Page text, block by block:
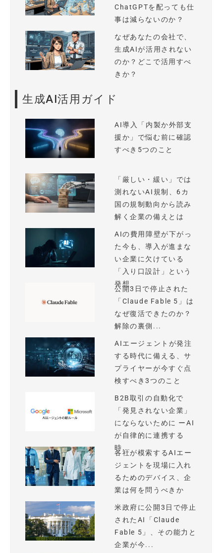
ChatGPTを配っても仕
事は減らないのか？
なぜあなたの会社で、
生成AIが活用されない
のか？どこで活用すべ
きか？
生成AI活用ガイド
AI導入「内製か外部支
援か」で悩む前に確認
すべき5つのこと
「厳しい・緩い」では
測れないAI規制、6カ
国の規制動向から読み
解く企業の備えとは
AIの費用障壁が下がっ
た今も、導入が進まな
い企業に欠けている
「入り口設計」という
発想
公開3日で停止された
「Claude Fable 5」は
なぜ復活できたのか？
解除の裏側...
AIエージェントが発注
する時代に備える、サ
プライヤーが今すぐ点
検すべき3つのこと
B2B取引の自動化で
「発見されない企業」
にならないために ーAI
が自律的に連携する
時...
各社が模索するAIエー
ジェントを現場に入れ
るためのデバイス、企
業は何を問うべきか
米政府に公開3日で停止
されたAI「Claude
Fable 5」、その能力と
企業が今...